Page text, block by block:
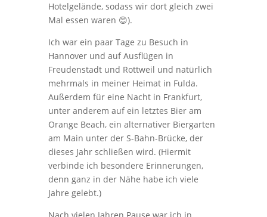
Hotelgelände, sodass wir dort gleich zwei
Mal essen waren 😊).
Ich war ein paar Tage zu Besuch in
Hannover und auf Ausflügen in
Freudenstadt und Rottweil und natürlich
mehrmals in meiner Heimat in Fulda.
Außerdem für eine Nacht in Frankfurt,
unter anderem auf ein letztes Bier am
Orange Beach, ein alternativer Biergarten
am Main unter der S-Bahn-Brücke, der
dieses Jahr schließen wird. (Hiermit
verbinde ich besondere Erinnerungen,
denn ganz in der Nähe habe ich viele
Jahre gelebt.)